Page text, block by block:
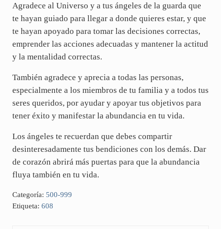
Agradece al Universo y a tus ángeles de la guarda que
te hayan guiado para llegar a donde quieres estar, y que
te hayan apoyado para tomar las decisiones correctas,
emprender las acciones adecuadas y mantener la actitud
y la mentalidad correctas.
También agradece y aprecia a todas las personas,
especialmente a los miembros de tu familia y a todos tus
seres queridos, por ayudar y apoyar tus objetivos para
tener éxito y manifestar la abundancia en tu vida.
Los ángeles te recuerdan que debes compartir
desinteresadamente tus bendiciones con los demás. Dar
de corazón abrirá más puertas para que la abundancia
fluya también en tu vida.
Categoría: 500-999
Etiqueta: 608